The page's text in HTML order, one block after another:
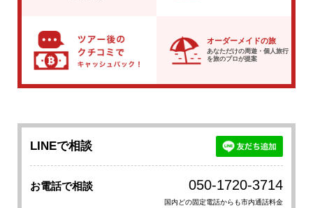
オーダーメイドの旅
あなただけの周遊・個人旅行
を旅のプロが提案
LINEで相談
お電話で相談 050-1720-3714
国内どの固定電話からも市内通話料金